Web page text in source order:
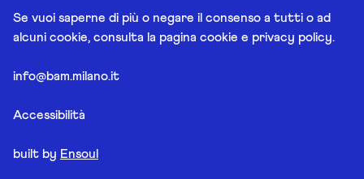
Se vuoi saperne di più o negare il consenso a tutti o ad
alcuni cookie, consulta la pagina cookie e privacy policy.
info@bam.milano.it
Accessibilità
built by Ensoul